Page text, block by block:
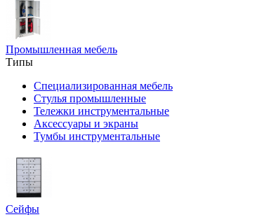
Промышленная мебель
Типы
Специализированная мебель
Стулья промышленные
Тележки инструментальные
Аксессуары и экраны
Тумбы инструментальные
Сейфы